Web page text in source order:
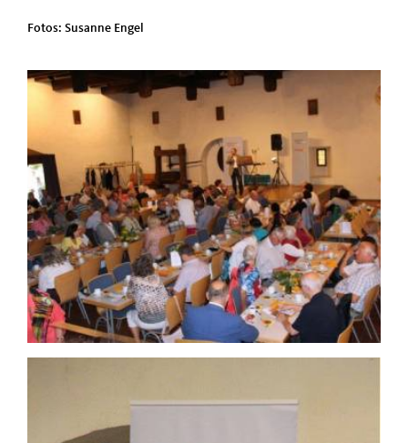
Fotos: Susanne Engel